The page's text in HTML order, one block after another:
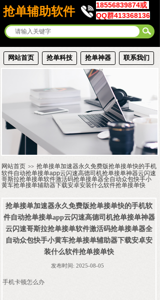
抢单辅助软件
18556839874或
QQ群413368136
网站首页 抢单科技 抢单神器 联系我们
网站首页 >> 抢单接单加速器永久免费版抢单接单快的手机
软件自动抢单接单app云闪速高德司机抢单接单神器云闪速
哥斯拉抢单接单软件激活码抢单接单器全自动众包快手小
黄车抢单接单辅助器下载安卓安装什么软件抢单接单快
抢单接单加速器永久免费版抢单接单快的手机软
件自动抢单接单app云闪速高德司机抢单接单神器
云闪速哥斯拉抢单接单软件激活码抢单接单器全
自动众包快手小黄车抢单接单辅助器下载安卓安
装什么软件抢单接单快
发布时间: 2025-08-05
手机卡顿怎么办